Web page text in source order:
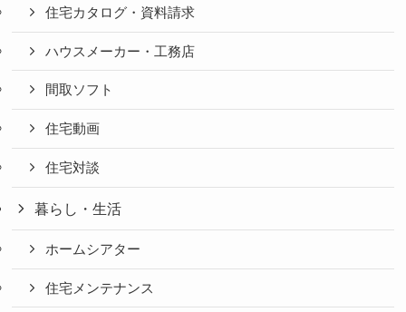
住宅カタログ・資料請求
ハウスメーカー・工務店
間取ソフト
住宅動画
住宅対談
暮らし・生活
ホームシアター
住宅メンテナンス